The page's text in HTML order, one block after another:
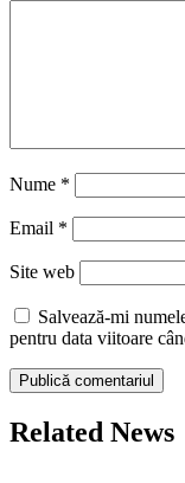
Nume *
Email *
Site web
Salvează-mi
pentru data viitoare
Related News